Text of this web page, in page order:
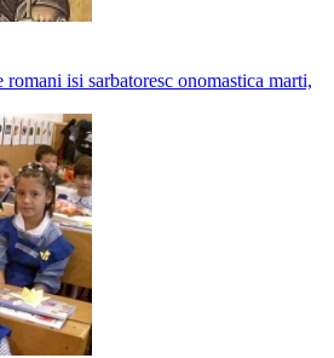
isi sarbatoresc onomastica marti,